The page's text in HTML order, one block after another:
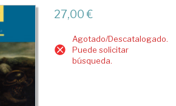
27,00 €
Agotado/Descatalogado.
Puede solicitar
búsqueda.